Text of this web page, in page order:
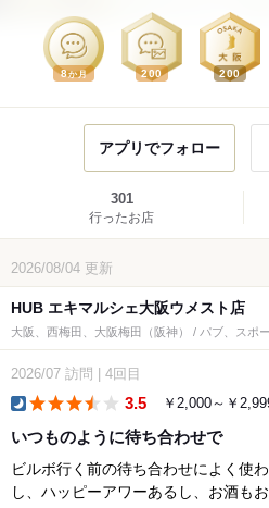
8か月 200 200
アプリでフォロー
301
行ったお店
2026/08/04 更新
HUB エキマルシェ大阪ウメスト店
大阪、西梅田、大阪梅田（阪神） / パブ、スポ
2026/07 訪問 4回目
3.5 ￥2,000～￥
いつものように待ち合わせで
ビルボ行く前の待ち合わせによく使
し、ハッピーアワーあるし、お酒も